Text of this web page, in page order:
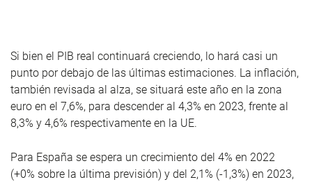
Si bien el PIB real continuará creciendo, lo hará casi un
punto por debajo de las últimas estimaciones. La inflación,
también revisada al alza, se situará este año en la zona
euro en el 7,6%, para descender al 4,3% en 2023, frente al
8,3% y 4,6% respectivamente en la UE.
Para España se espera un crecimiento del 4% en 2022
(+0% sobre la última previsión) y del 2,1% (-1,3%) en 2023,